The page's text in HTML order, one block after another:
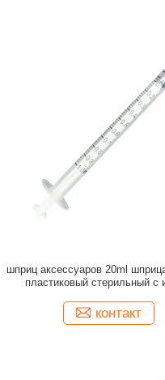
шприц аксессуаров 20ml
пластиковый стерильный с
контакт